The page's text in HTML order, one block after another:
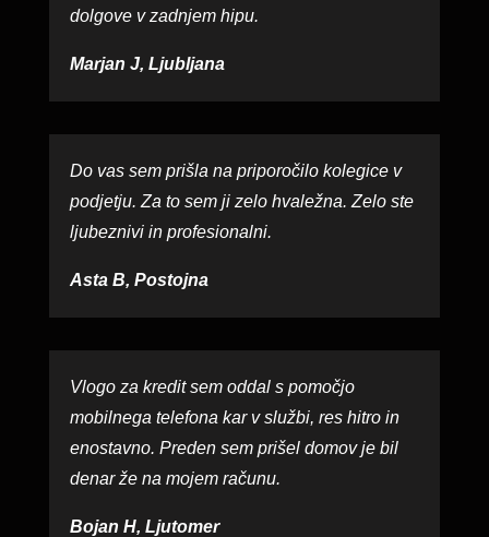
dolgove v zadnjem hipu.
Marjan J, Ljubljana
Do vas sem prišla na priporočilo kolegice v
podjetju. Za to sem ji zelo hvaležna. Zelo ste
ljubeznivi in profesionalni.
Asta B, Postojna
Vlogo za kredit sem oddal s pomočjo
mobilnega telefona kar v službi, res hitro in
enostavno. Preden sem prišel domov je bil
denar že na mojem računu.
Bojan H, Ljutomer